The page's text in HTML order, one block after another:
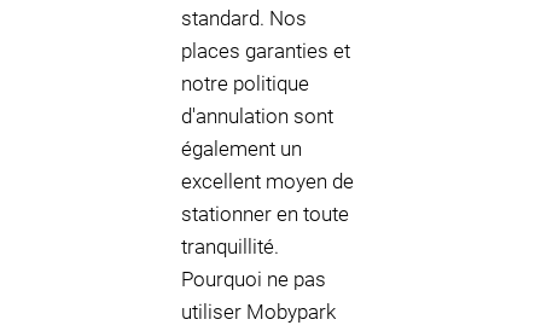
standard. Nos
places garanties et
notre politique
d'annulation sont
également un
excellent moyen de
stationner en toute
tranquillité.
Pourquoi ne pas
utiliser Mobypark